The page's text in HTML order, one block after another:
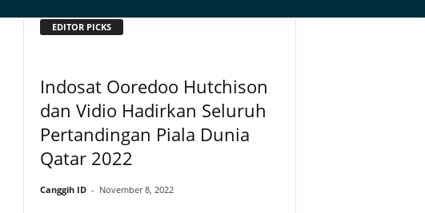
EDITOR PICKS
Indosat Ooredoo Hutchison
dan Vidio Hadirkan Seluruh
Pertandingan Piala Dunia
Qatar 2022
Canggih ID - November 8, 2022